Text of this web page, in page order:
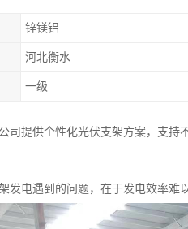
锌镁铝
河北衡水
一级
司提供个性化光伏支架方案，支持
发电遇到的问题，在于发电效率难